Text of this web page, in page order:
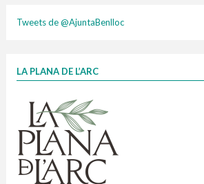
Infografia porta a
1 contenidors
Finançat per la Unió Europea –
Tweets de @AjuntaBenlloc
LA PLANA DE L’ARC